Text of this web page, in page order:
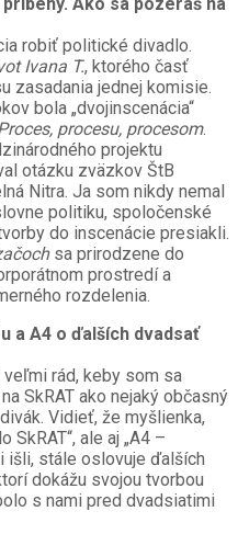
Ako sa pozeráš na
robiť politické divadlo.
Ivana T., ktorého časť
zasadania jednej komisie.
bola „dvojinscenácia“
procesu, procesom.
projektu
otázku zväzkov ŠtB
Nitra. Ja som nikdy nemal
politiku, spoločenské
do inscenácie presiakli.
sa prirodzene do
prostredí a
rozdelenia.
a A4 o ďalších dvadsať
rád, keby som sa
SkRAT ako nejaký občasný
Vidieť, že myšlienka,
SkRAT“, ale aj „A4 –
išli, stále oslovuje ďalších
dokážu svojou tvorbou
s nami pred dvadsiatimi